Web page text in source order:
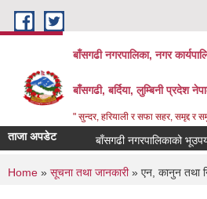
Skip to main content
बाँसगढी नगरपालिका, नगर
बाँसगढी, बर्दिया, लुम्बिनी प्रदेश
" सुन्दर, हरियाली र सफा सहर, समृद्द र
ताजा अपडेट बाँसगढी नगरपालिकाको
You are here
Home » सूचना तथा जानकारी» एन, कानुन तथा